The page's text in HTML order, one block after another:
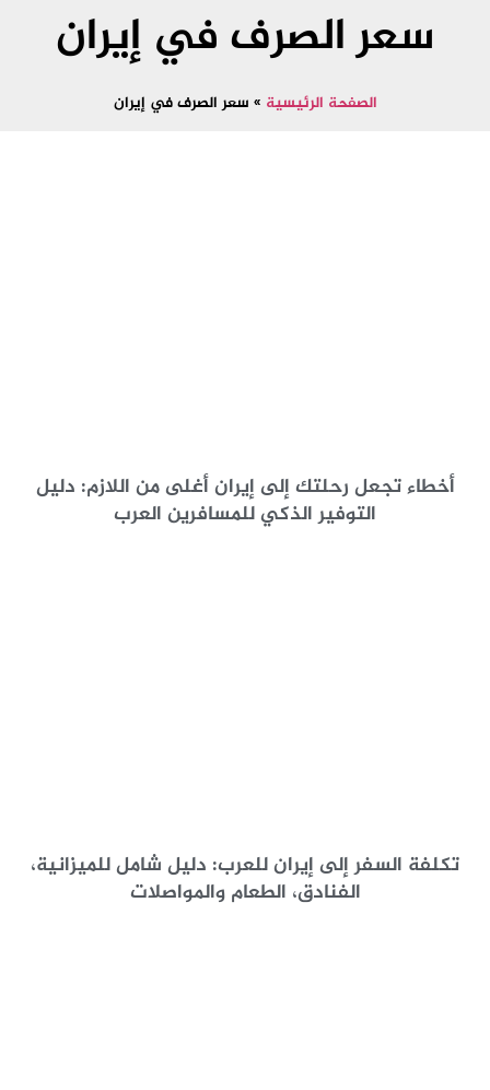
سعر الصرف في إيران
الصفحة الرئيسية » سعر الصرف في إيران
أخطاء تجعل رحلتك إلى إيران أغلى من اللازم: دليل
التوفير الذكي للمسافرين العرب
تكلفة السفر إلى إيران للعرب: دليل شامل للميزانية،
الفنادق، الطعام والمواصلات